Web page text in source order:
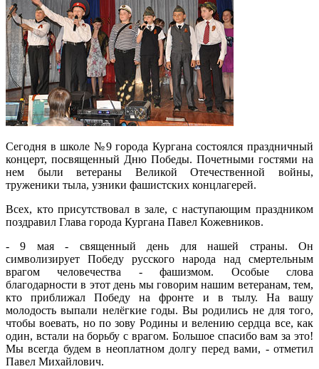
Сегодня в школе №9 города Кургана состоялся праздничный
концерт, посвященный Дню Победы. Почетными гостями на
нем были ветераны Великой Отечественной войны,
труженики тыла, узники фашистских концлагерей.
Всех, кто присутствовал в зале, с наступающим праздником
поздравил Глава города Кургана Павел Кожевников.
- 9 мая - священный день для нашей страны. Он
символизирует Победу русского народа над смертельным
врагом человечества - фашизмом. Особые слова
благодарности в этот день мы говорим нашим ветеранам, тем,
кто приближал Победу на фронте и в тылу. На вашу
молодость выпали нелёгкие годы. Вы родились не для того,
чтобы воевать, но по зову Родины и велению сердца все, как
один, встали на борьбу с врагом. Большое спасибо вам за это!
Мы всегда будем в неоплатном долгу перед вами, - отметил
Павел Михайлович.